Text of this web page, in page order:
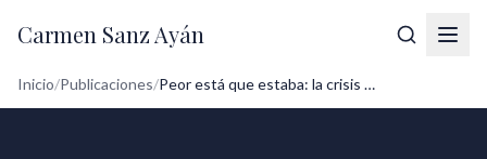
Carmen Sanz Ayán
Inicio/Publicaciones/ Peor está que estaba: la crisis hacendís...